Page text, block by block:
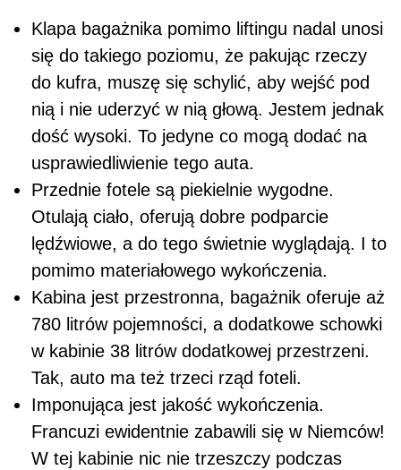
Klapa bagażnika pomimo liftingu nadal unosi
się do takiego poziomu, że pakując rzeczy
do kufra, muszę się schylić, aby wejść pod
nią i nie uderzyć w nią głową. Jestem jednak
dość wysoki. To jedyne co mogą dodać na
usprawiedliwienie tego auta.
Przednie fotele są piekielnie wygodne.
Otulają ciało, oferują dobre podparcie
lędźwiowe, a do tego świetnie wyglądają. I to
pomimo materiałowego wykończenia.
Kabina jest przestronna, bagażnik oferuje aż
780 litrów pojemności, a dodatkowe schowki
w kabinie 38 litrów dodatkowej przestrzeni.
Tak, auto ma też trzeci rząd foteli.
Imponująca jest jakość wykończenia.
Francuzi ewidentnie zabawili się w Niemców!
W tej kabinie nic nie trzeszczy podczas